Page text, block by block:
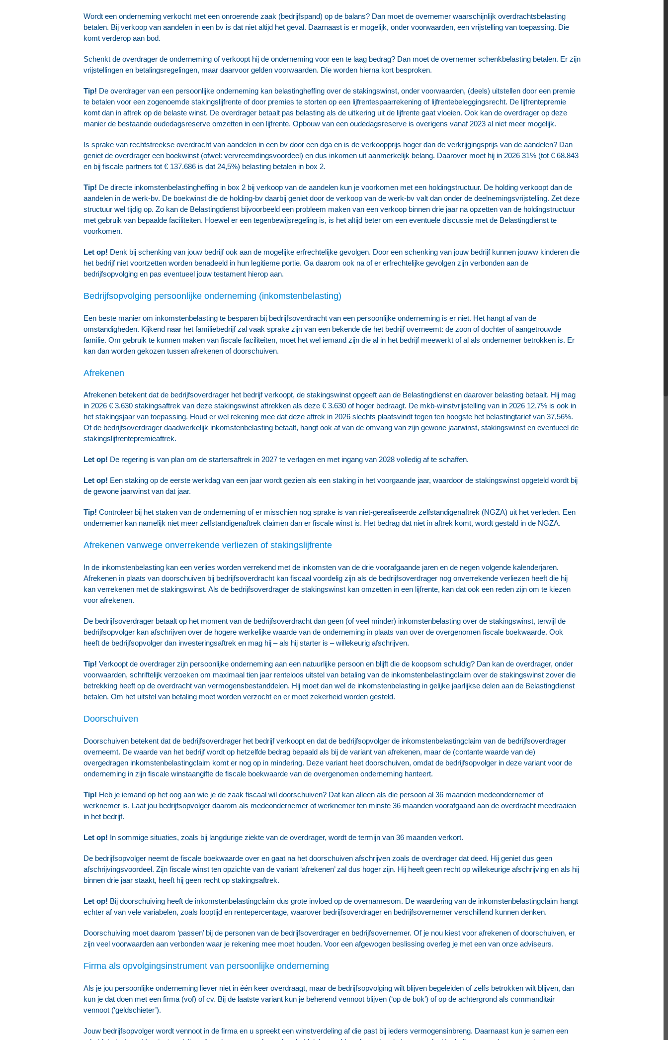
Wordt een onderneming verkocht met een onroerende zaak (bedrijfspand) op de balans? Dan moet de overnemer waarschijnlijk overdrachtsbelasting
betalen. Bij verkoop van aandelen in een bv is dat niet altijd het geval. Daarnaast is er mogelijk, onder voorwaarden, een vrijstelling van toepassing. Die
komt verderop aan bod.
Schenkt de overdrager de onderneming of verkoopt hij de onderneming voor een te laag bedrag? Dan moet de overnemer schenkbelasting betalen. Er zijn
vrijstellingen en betalingsregelingen, maar daarvoor gelden voorwaarden. Die worden hierna kort besproken.
Tip! De overdrager van een persoonlijke onderneming kan belastingheffing over de stakingswinst, onder voorwaarden, (deels) uitstellen door een premie
te betalen voor een zogenoemde stakingslijfrente of door premies te storten op een lijfrentespaarrekening of lijfrentebeleggingsrecht. De lijfrentepremie
komt dan in aftrek op de belaste winst. De overdrager betaalt pas belasting als de uitkering uit de lijfrente gaat vloeien. Ook kan de overdrager op deze
manier de bestaande oudedagsreserve omzetten in een lijfrente. Opbouw van een oudedagsreserve is overigens vanaf 2023 al niet meer mogelijk.
Is sprake van rechtstreekse overdracht van aandelen in een bv door een dga en is de verkoopprijs hoger dan de verkrijgingsprijs van de aandelen? Dan
geniet de overdrager een boekwinst (ofwel: vervreemdingsvoordeel) en dus inkomen uit aanmerkelijk belang. Daarover moet hij in 2026 31% (tot € 68.843
en bij fiscale partners tot € 137.686 is dat 24,5%) belasting betalen in box 2.
Tip! De directe inkomstenbelastingheffing in box 2 bij verkoop van de aandelen kun je voorkomen met een holdingstructuur. De holding verkoopt dan de
aandelen in de werk-bv. De boekwinst die de holding-bv daarbij geniet door de verkoop van de werk-bv valt dan onder de deelnemingsvrijstelling. Zet deze
structuur wel tijdig op. Zo kan de Belastingdienst bijvoorbeeld een probleem maken van een verkoop binnen drie jaar na opzetten van de holdingstructuur
met gebruik van bepaalde faciliteiten. Hoewel er een tegenbewijsregeling is, is het altijd beter om een eventuele discussie met de Belastingdienst te
voorkomen.
Let op! Denk bij schenking van jouw bedrijf ook aan de mogelijke erfrechtelijke gevolgen. Door een schenking van jouw bedrijf kunnen jouww kinderen die
het bedrijf niet voortzetten worden benadeeld in hun legitieme portie. Ga daarom ook na of er erfrechtelijke gevolgen zijn verbonden aan de
bedrijfsopvolging en pas eventueel jouw testament hierop aan.
Bedrijfsopvolging persoonlijke onderneming (inkomstenbelasting)
Een beste manier om inkomstenbelasting te besparen bij bedrijfsoverdracht van een persoonlijke onderneming is er niet. Het hangt af van de
omstandigheden. Kijkend naar het familiebedrijf zal vaak sprake zijn van een bekende die het bedrijf overneemt: de zoon of dochter of aangetrouwde
familie. Om gebruik te kunnen maken van fiscale faciliteiten, moet het wel iemand zijn die al in het bedrijf meewerkt of al als ondernemer betrokken is. Er
kan dan worden gekozen tussen afrekenen of doorschuiven.
Afrekenen
Afrekenen betekent dat de bedrijfsoverdrager het bedrijf verkoopt, de stakingswinst opgeeft aan de Belastingdienst en daarover belasting betaalt. Hij mag
in 2026 € 3.630 stakingsaftrek van deze stakingswinst aftrekken als deze € 3.630 of hoger bedraagt. De mkb-winstvrijstelling van in 2026 12,7% is ook in
het stakingsjaar van toepassing. Houd er wel rekening mee dat deze aftrek in 2026 slechts plaatsvindt tegen ten hoogste het belastingtarief van 37,56%.
Of de bedrijfsoverdrager daadwerkelijk inkomstenbelasting betaalt, hangt ook af van de omvang van zijn gewone jaarwinst, stakingswinst en eventueel de
stakingslijfrentepremieaftrek.
Let op! De regering is van plan om de startersaftrek in 2027 te verlagen en met ingang van 2028 volledig af te schaffen.
Let op! Een staking op de eerste werkdag van een jaar wordt gezien als een staking in het voorgaande jaar, waardoor de stakingswinst opgeteld wordt bij
de gewone jaarwinst van dat jaar.
Tip! Controleer bij het staken van de onderneming of er misschien nog sprake is van niet-gerealiseerde zelfstandigenaftrek (NGZA) uit het verleden. Een
ondernemer kan namelijk niet meer zelfstandigenaftrek claimen dan er fiscale winst is. Het bedrag dat niet in aftrek komt, wordt gestald in de NGZA.
Afrekenen vanwege onverrekende verliezen of stakingslijfrente
In de inkomstenbelasting kan een verlies worden verrekend met de inkomsten van de drie voorafgaande jaren en de negen volgende kalenderjaren.
Afrekenen in plaats van doorschuiven bij bedrijfsoverdracht kan fiscaal voordelig zijn als de bedrijfsoverdrager nog onverrekende verliezen heeft die hij
kan verrekenen met de stakingswinst. Als de bedrijfsoverdrager de stakingswinst kan omzetten in een lijfrente, kan dat ook een reden zijn om te kiezen
voor afrekenen.
De bedrijfsoverdrager betaalt op het moment van de bedrijfsoverdracht dan geen (of veel minder) inkomstenbelasting over de stakingswinst, terwijl de
bedrijfsopvolger kan afschrijven over de hogere werkelijke waarde van de onderneming in plaats van over de overgenomen fiscale boekwaarde. Ook
heeft de bedrijfsopvolger dan investeringsaftrek en mag hij – als hij starter is – willekeurig afschrijven.
Tip! Verkoopt de overdrager zijn persoonlijke onderneming aan een natuurlijke persoon en blijft die de koopsom schuldig? Dan kan de overdrager, onder
voorwaarden, schriftelijk verzoeken om maximaal tien jaar renteloos uitstel van betaling van de inkomstenbelastingclaim over de stakingswinst zover die
betrekking heeft op de overdracht van vermogensbestanddelen. Hij moet dan wel de inkomstenbelasting in gelijke jaarlijkse delen aan de Belastingdienst
betalen. Om het uitstel van betaling moet worden verzocht en er moet zekerheid worden gesteld.
Doorschuiven
Doorschuiven betekent dat de bedrijfsoverdrager het bedrijf verkoopt en dat de bedrijfsopvolger de inkomstenbelastingclaim van de bedrijfsoverdrager
overneemt. De waarde van het bedrijf wordt op hetzelfde bedrag bepaald als bij de variant van afrekenen, maar de (contante waarde van de)
overgedragen inkomstenbelastingclaim komt er nog op in mindering. Deze variant heet doorschuiven, omdat de bedrijfsopvolger in deze variant voor de
onderneming in zijn fiscale winstaangifte de fiscale boekwaarde van de overgenomen onderneming hanteert.
Tip! Heb je iemand op het oog aan wie je de zaak fiscaal wil doorschuiven? Dat kan alleen als die persoon al 36 maanden medeondernemer of
werknemer is. Laat jou bedrijfsopvolger daarom als medeondernemer of werknemer ten minste 36 maanden voorafgaand aan de overdracht meedraaien
in het bedrijf.
Let op! In sommige situaties, zoals bij langdurige ziekte van de overdrager, wordt de termijn van 36 maanden verkort.
De bedrijfsopvolger neemt de fiscale boekwaarde over en gaat na het doorschuiven afschrijven zoals de overdrager dat deed. Hij geniet dus geen
afschrijvingsvoordeel. Zijn fiscale winst ten opzichte van de variant ‘afrekenen’ zal dus hoger zijn. Hij heeft geen recht op willekeurige afschrijving en als hij
binnen drie jaar staakt, heeft hij geen recht op stakingsaftrek.
Let op! Bij doorschuiving heeft de inkomstenbelastingclaim dus grote invloed op de overnamesom. De waardering van de inkomstenbelastingclaim hangt
echter af van vele variabelen, zoals looptijd en rentepercentage, waarover bedrijfsoverdrager en bedrijfsovernemer verschillend kunnen denken.
Doorschuiving moet daarom ‘passen’ bij de personen van de bedrijfsoverdrager en bedrijfsovernemer. Of je nou kiest voor afrekenen of doorschuiven, er
zijn veel voorwaarden aan verbonden waar je rekening mee moet houden. Voor een afgewogen beslissing overleg je met een van onze adviseurs.
Firma als opvolgingsinstrument van persoonlijke onderneming
Als je jou persoonlijke onderneming liever niet in één keer overdraagt, maar de bedrijfsopvolging wilt blijven begeleiden of zelfs betrokken wilt blijven, dan
kun je dat doen met een firma (vof) of cv. Bij de laatste variant kun je beherend vennoot blijven (‘op de bok’) of op de achtergrond als commanditair
vennoot (‘geldschieter’).
Jouw bedrijfsopvolger wordt vennoot in de firma en u spreekt een winstverdeling af die past bij ieders vermogensinbreng. Daarnaast kun je samen een